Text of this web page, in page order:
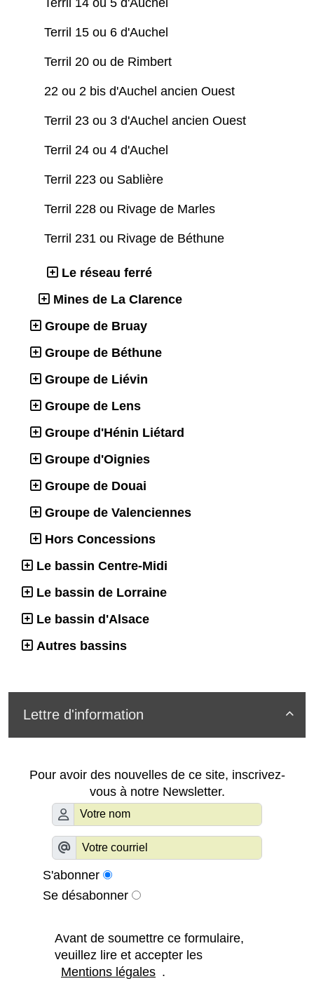
Terril 15 ou 6 d'Auchel
Terril 20 ou de Rimbert
22 ou 2 bis d'Auchel ancien Ouest
Terril 23 ou 3 d'Auchel ancien Ouest
Terril 24 ou 4 d'Auchel
Terril 223 ou Sablière
Terril 228 ou Rivage de Marles
Terril 231 ou Rivage de Béthune
Le réseau ferré
Mines de La Clarence
Groupe de Bruay
Groupe de Béthune
Groupe de Liévin
Groupe de Lens
Groupe d'Hénin Liétard
Groupe d'Oignies
Groupe de Douai
Groupe de Valenciennes
Hors Concessions
Le bassin Centre-Midi
Le bassin de Lorraine
Le bassin d'Alsace
Autres bassins

Lettre d'information
Pour avoir des nouvelles de ce site, inscrivez-
vous à notre Newsletter.
S'abonner
Se désabonner
Avant de soumettre ce formulaire,
veuillez lire et accepter les
Mentions légales .